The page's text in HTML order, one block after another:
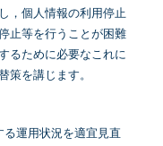
，個人情報の利用停止
止等を行うことが困難
るために必要なこれに
策を講じます。
る運用状況を適宜見直